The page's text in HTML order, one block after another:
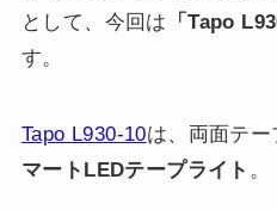
として、今回は 「Tapo
す。
Tapo L930-10は、両面テ
マートLEDテープライト 。